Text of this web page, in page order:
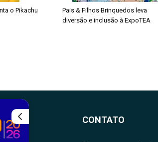
o Pikachu
Pais & Filhos Brinquedos leva
diversão e inclusão à ExpoTEA
CONTATO